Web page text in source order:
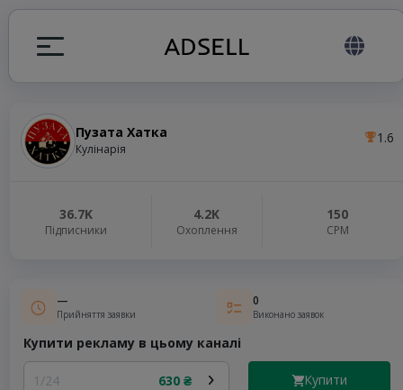
Пузата Хатка
Кулінарія
1.6
36.7K
Підписники
4.2K
Охоплення
150
СРМ
—
Прийняття заявки
0
Виконано заявок
Купити рекламу в цьому каналі
1/24 630 ₴ Купити